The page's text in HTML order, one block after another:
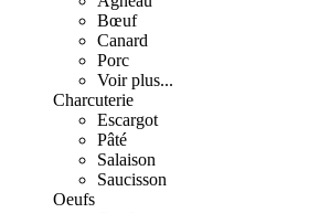
Bœuf
Canard
Porc
Voir plus...
Charcuterie
Escargot
Pâté
Salaison
Saucisson
Oeufs